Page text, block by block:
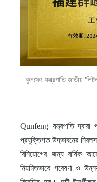
কুনফেং যন্ত্রপাতি জাতীয়
Qunfeng যন্ত্রপাতি দ্বারা
প্রযুক্তিগত উদ্ভাবনের
বিনিয়োগের জন্য বার্ষিক
নিয়মিতভাবে গবেষণা ও